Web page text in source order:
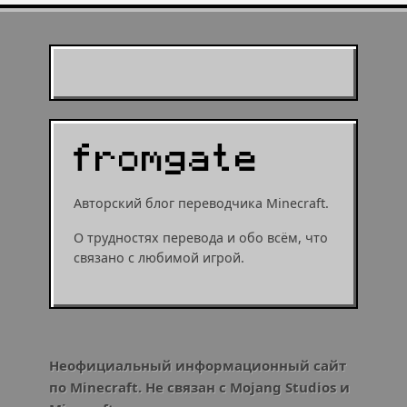
Авторский блог переводчика Minecraft.
О трудностях перевода и обо всём, что
связано с любимой игрой.
муушрумом или мушрумом
Неофициальный информационный сайт
по Minecraft. Не связан с Mojang Studios и